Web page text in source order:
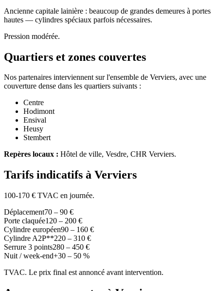
Ancienne capitale lainière : beaucoup de grandes demeures à portes
hautes — cylindres spéciaux parfois nécessaires.
Pression modérée.
Quartiers et zones couvertes
Nos partenaires interviennent sur l'ensemble de Verviers, avec une
couverture dense dans les quartiers suivants :
Centre
Hodimont
Ensival
Heusy
Stembert
Repères locaux : Hôtel de ville, Vesdre, CHR Verviers.
Tarifs indicatifs à Verviers
100-170 € TVAC en journée.
Déplacement70 – 90 €
Porte claquée120 – 200 €
Cylindre européen90 – 160 €
Cylindre A2P**220 – 310 €
Serrure 3 points280 – 450 €
Nuit / week-end+30 – 50 %
TVAC. Le prix final est annoncé avant intervention.